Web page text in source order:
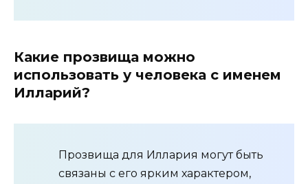
Какие прозвища можно
использовать у человека с именем
Илларий?
Прозвища для Иллария могут быть
связаны с его ярким характером,